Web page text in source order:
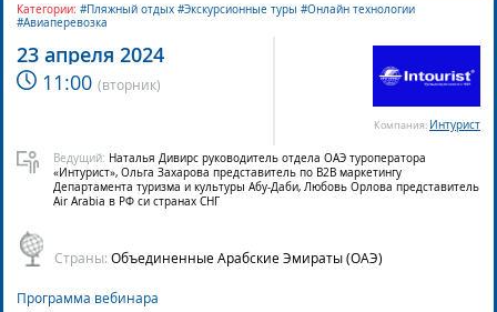
23 апреля 2024
11:00 (вторник)
Компания: Интурист
Ведущий: Наталья Дивирс руководитель отдела ОАЭ туроператора
«Интурист», Ольга Захарова представитель по B2B маркетингу
Департамента туризма и культуры Абу-Даби, Любовь Орлова представитель
Air Arabia в РФ си странах СНГ
Страны: Объединенные Арабские Эмираты (ОАЭ)
Категории: #Пляжный отдых #Экскурсионные туры #Онлайн технологии
#Авиаперевозка
Программа вебинара